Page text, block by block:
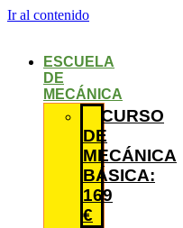
Ir al contenido
ESCUELA
DE
MECÁNICA
CURSO
DE
MECÁNICA
BÁSICA:
169
€